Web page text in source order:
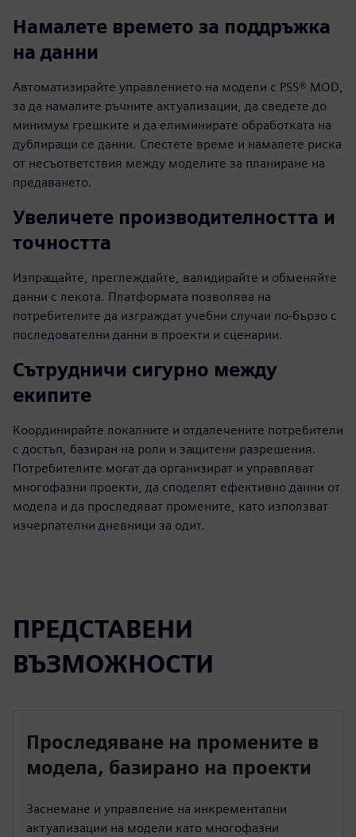
Намалете времето за поддръжка
на данни
Автоматизирайте управлението на модели с PSS® MOD,
за да намалите ръчните актуализации, да сведете до
минимум грешките и да елиминирате обработката на
дублиращи се данни. Спестете време и намалете риска
от несъответствия между моделите за планиране на
предаването.
Увеличете производителността и
точността
Изпращайте, преглеждайте, валидирайте и обменяйте
данни с лекота. Платформата позволява на
потребителите да изграждат учебни случаи по-бързо с
последователни данни в проекти и сценарии.
Сътрудничи сигурно между
екипите
Координирайте локалните и отдалечените потребители
с достъп, базиран на роли и защитени разрешения.
Потребителите могат да организират и управляват
многофазни проекти, да споделят ефективно данни от
модела и да проследяват промените, като използват
изчерпателни дневници за одит.
ПРЕДСТАВЕНИ
ВЪЗМОЖНОСТИ
Проследяване на промените в
модела, базирано на проекти
Заснемане и управление на инкрементални
актуализации на модели като многофазни